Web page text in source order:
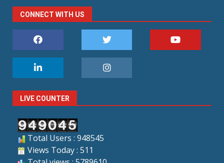
CONNECT WITH US
LIVE COUNTER
Total Users : 948545
Views Today : 511